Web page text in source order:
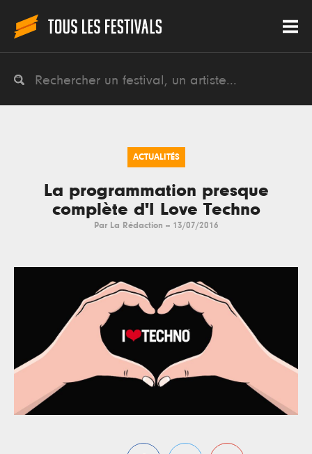
ACTUALITÉS
La programmation presque
complète d'I Love Techno
Par La Rédaction -- 13/07/2016